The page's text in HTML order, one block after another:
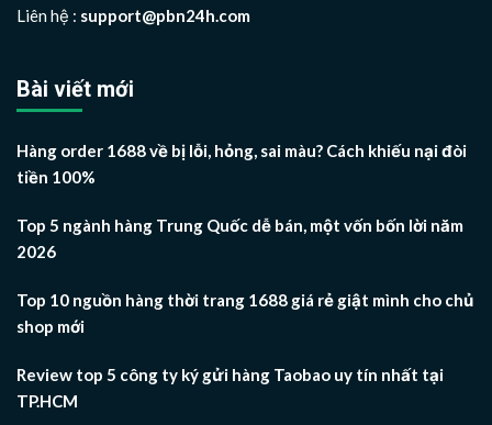
Liên hệ : support@pbn24h.com
Bài viết mới
Hàng order 1688 về bị lỗi, hỏng, sai màu? Cách khiếu nại đòi
tiền 100%
Top 5 ngành hàng Trung Quốc dễ bán, một vốn bốn lời năm
2026
Top 10 nguồn hàng thời trang 1688 giá rẻ giật mình cho chủ
shop mới
Review top 5 công ty ký gửi hàng Taobao uy tín nhất tại
TP.HCM